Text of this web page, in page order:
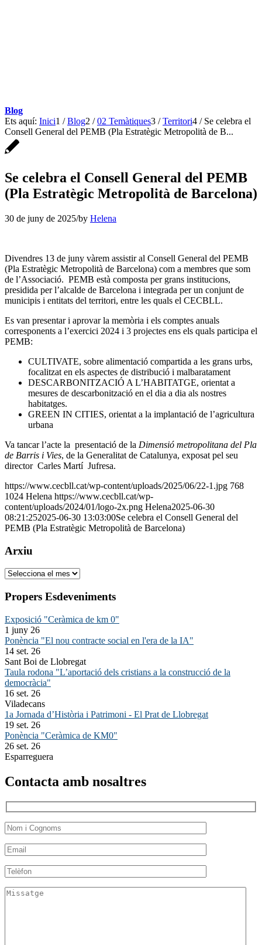
Blog
Ets aquí: Inici1 / Blog2 / 02 Temàtiques3 / Territori4 / Se celebra el
Consell General del PEMB (Pla Estratègic Metropolità de B...
Se celebra el Consell General del PEMB
(Pla Estratègic Metropolità de Barcelona)
30 de juny de 2025/by Helena
Divendres 13 de juny vàrem assistir al Consell General del PEMB
(Pla Estratègic Metropolità de Barcelona) com a membres que som
de l’Associació. PEMB està composta per grans institucions,
presidida per l’alcalde de Barcelona i integrada per un conjunt de
municipis i entitats del territori, entre les quals el CECBLL.
Es van presentar i aprovar la memòria i els comptes anuals
corresponents a l’exercici 2024 i 3 projectes ens els quals participa el
PEMB:
CULTIVATE, sobre alimentació compartida a les grans urbs,
focalitzat en els aspectes de distribució i malbaratament
DESCARBONITZACIÓ A L’HABITATGE, orientat a
mesures de descarbonització en el dia a dia als nostres
habitatges.
GREEN IN CITIES, orientat a la implantació de l’agricultura
urbana
Va tancar l’acte la presentació de la Dimensió metropolitana del Pla
de Barris i Vies, de la Generalitat de Catalunya, exposat pel seu
director Carles Martí Jufresa.
https://www.cecbll.cat/wp-content/uploads/2025/06/22-1.jpg 768
1024 Helena https://www.cecbll.cat/wp-
content/uploads/2024/01/logo-2x.png Helena2025-06-30
08:21:252025-06-30 13:03:00Se celebra el Consell General del
PEMB (Pla Estratègic Metropolità de Barcelona)
Arxiu
Arxiu
Propers Esdeveniments
Exposició "Ceràmica de km 0"
1 juny 26
Ponència "El nou contracte social en l'era de la IA"
14 set. 26
Sant Boi de Llobregat
Taula rodona "L’aportació dels cristians a la construcció de la
democràcia"
16 set. 26
Viladecans
1a Jornada d’Història i Patrimoni - El Prat de Llobregat
19 set. 26
Ponència "Ceràmica de KM0"
26 set. 26
Esparreguera
Contacta amb nosaltres